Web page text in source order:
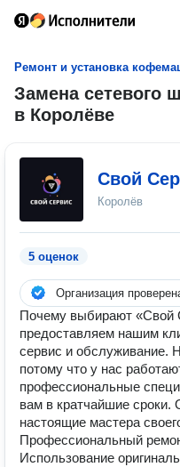
Ремонт и установка
Замена сетевого
в Королёве
Свой
Королёв
5 оценок
Организация
Почему выбирают «Свой
предоставляем нашим
сервис и обслуживание.
потому что у нас
профессиональные
вам в кратчайшие сроки.
настоящие мастера
Профессиональный
Использование